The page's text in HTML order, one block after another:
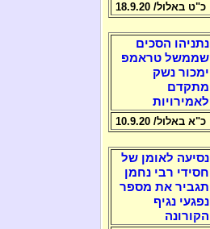
כ"ט באלול/ 18.9.20
נתניהו הסכים
שממשל טראמפ
ימכור נשק
מתקדם
לאמירויות
כ"א באלול/ 10.9.20
נסיעה לאומן של
חסידי רבי נחמן
תגביר את מספר
נפגעי נגיף
הקורונה